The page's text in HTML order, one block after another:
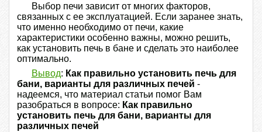
Выбор печи зависит от многих факторов,
связанных с ее эксплуатацией. Если заранее знать,
что именно необходимо от печи, какие
характеристики особенно важны, можно решить,
как установить печь в бане и сделать это наиболее
оптимально.
Вывод: Как правильно установить печь для
бани, варианты для различных печей -
надеемся, что материал статьи помог Вам
разобраться в вопросе: Как правильно
установить печь для бани, варианты для
различных печей